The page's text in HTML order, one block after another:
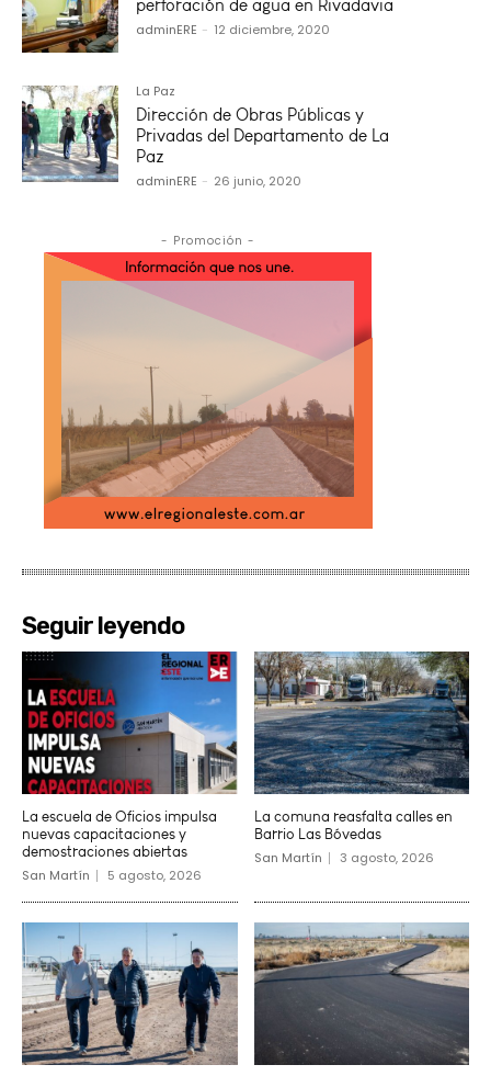
perforación de agua en Rivadavia
adminERE - 12 diciembre, 2020
La Paz
Dirección de Obras Públicas y
Privadas del Departamento de La
Paz
adminERE - 26 junio, 2020
- Promoción -
Seguir leyendo
La escuela de Oficios impulsa
nuevas capacitaciones y
demostraciones abiertas
San Martín 5 agosto, 2026
La comuna reasfalta calles en
Barrio Las Bóvedas
San Martín 3 agosto, 2026